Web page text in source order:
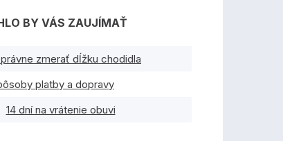
BY VÁS ZAUJÍMAŤ
zmerať dĺžku chodidla
platby a dopravy
14 dní na vrátenie obuvi